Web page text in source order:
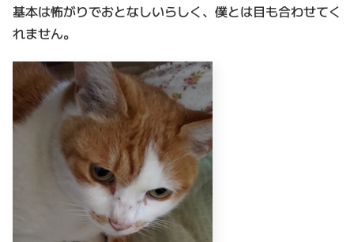
基本は怖がりでおとなしいらしく、僕とは目も合わせてく
れません。